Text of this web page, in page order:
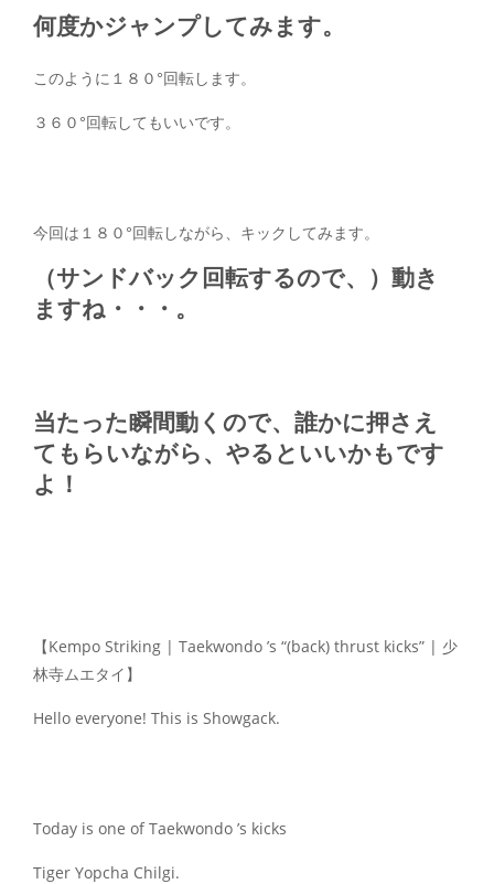
何度かジャンプしてみます。
このように１８０°回転します。
３６０°回転してもいいです。
今回は１８０°回転しながら、キックしてみます。
（サンドバック回転するので、）動き
ますね・・・。
当たった瞬間動くので、誰かに押さえ
てもらいながら、やるといいかもです
よ！
【Kempo Striking | Taekwondo ’s “(back) thrust kicks” | 少
林寺ムエタイ】
Hello everyone! This is Showgack.
Today is one of Taekwondo ’s kicks
Tiger Yopcha Chilgi.